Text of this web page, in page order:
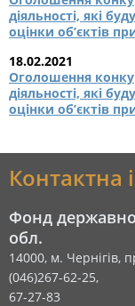
діяльності, які
оцінки об’єктів
18.02.2021
Оголошення
діяльності, які
оцінки об’єктів
Контактна
Фонд
обл.
14000, м. Чернігів,
(046)267-62-25,
67-27-83